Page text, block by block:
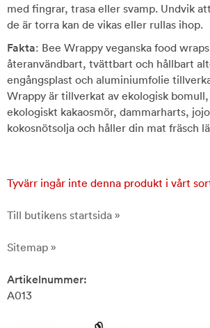
med fingrar, trasa eller svamp. Undvik
de är torra kan de vikas eller rullas ihop.
Fakta: Bee Wrappy veganska food
återanvändbart, tvättbart och hållbart
engångsplast och aluminiumfolie
Wrappy är tillverkat av ekologisk
ekologiskt kakaosmör, dammarharts,
kokosnötsolja och håller din mat fräsch
Tyvärr ingår inte denna produkt i vårt
Till butikens startsida »
Sitemap »
Artikelnummer:
A013